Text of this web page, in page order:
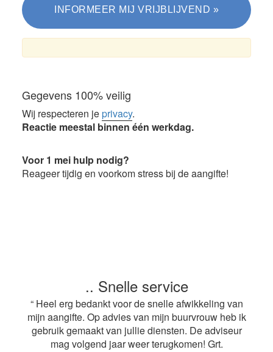
Gegevens 100% veilig
Wij respecteren jeprivacy.
Reactie meestal binnen één werkdag.
Voor 1 mei hulp nodig?
Reageer tijdig en voorkom stress bij de aangifte!
.. Snelle service
“ Heel erg bedankt voor de snelle afwikkeling van
mijn aangifte. Op advies van mijn buurvrouw heb ik
gebruik gemaakt van jullie diensten. De adviseur
mag volgend jaar weer terugkomen! Grt.